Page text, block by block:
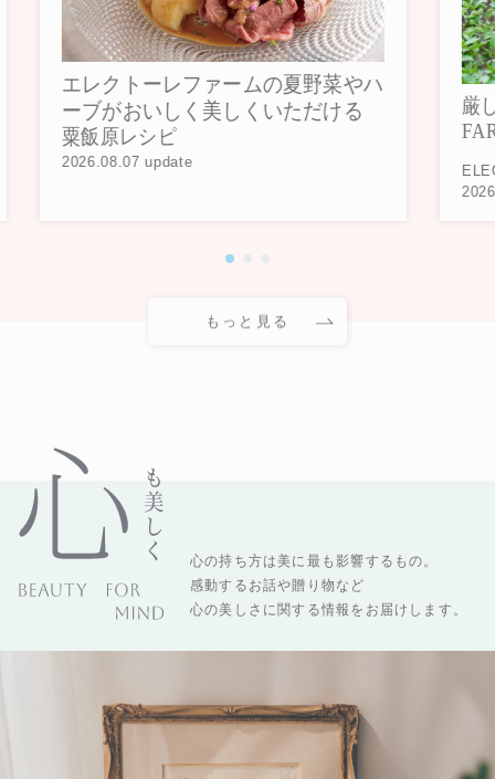
エレクトーレファームの夏野菜やハ
ーブがおいしく美しくいただける
粟飯原レシピ
2026.08.07 update
厳
もっと見る
心の持ち方は美に最も影響するもの。
感動するお話や贈り物など
心の美しさに関する情報をお届けします。